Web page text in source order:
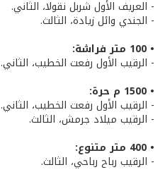
- العريف الأول شربل نقولا، الثاني.
- الجندي وائل زيادة، الثالث.
• 100 متر فراشة:
- الرقيب الأول رفعت الخطيب، الثاني.
• 1500 م حرة:
- الرقيب الأول رفعت الخطيب، الثاني.
- الرقيب ميلاد جرمش، الثالث.
• 400 متر متنوع:
- الرقيب رباح رباحي، الثالث.